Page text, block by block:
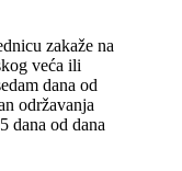
zakaže na
veća ili
dana od
održavanja
dana od dana